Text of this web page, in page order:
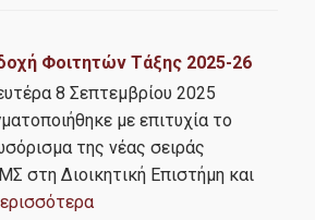
Φοιτητών Τάξης 2025-26
8 Σεπτεμβρίου 2025
με επιτυχία το
της νέας σειράς
στη Διοικητική Επιστήμη και